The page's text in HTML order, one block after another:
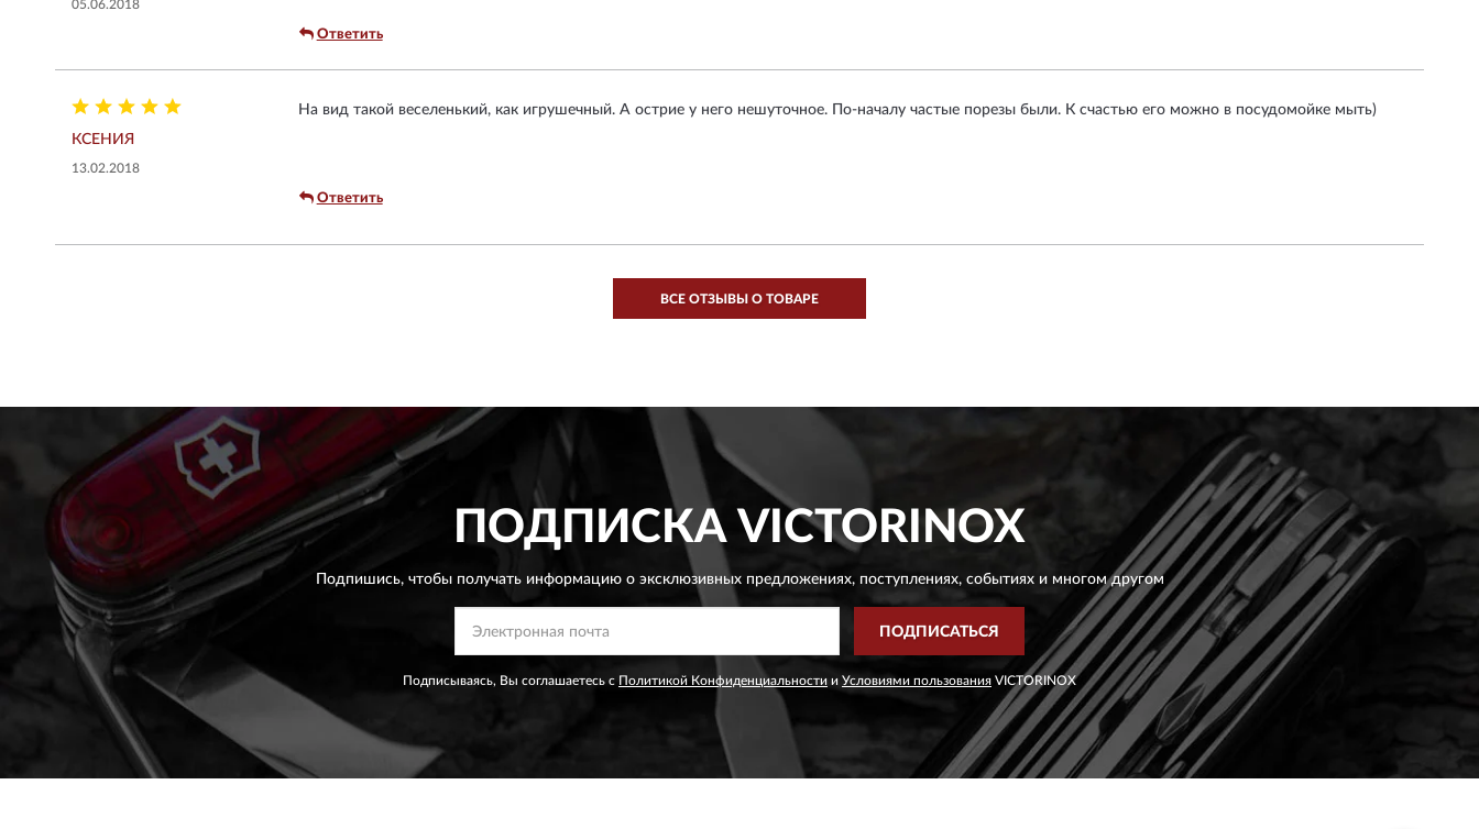
05.06.2018
Ответить
КСЕНИЯ
13.02.2018
На вид такой веселенький, как игрушечный. А острие у него нешуточное. По-началу частые порезы были. К счастью его можно в посудомойке мыть)
Ответить
ВСЕ ОТЗЫВЫ О ТОВАРЕ
ПОДПИСКАVICTORINOX
Подпишись, чтобы получать информацию о эксклюзивных предложениях,поступлениях, событиях и многом другом
ПОДПИСАТЬСЯ
Подписываясь, Вы соглашаетесь с Политикой Конфиденциальности и Условиями пользования VICTORINOX